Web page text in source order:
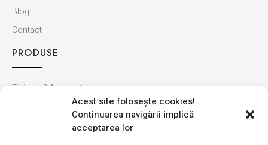
Acest site foloseşte cookies!
Continuarea navigării implică
acceptarea lor
Blog
Contact
PRODUSE
Finisaje & Amenajări
Baie & Bucătărie
Montaj & Materiale